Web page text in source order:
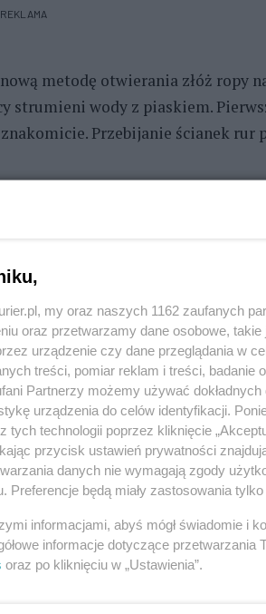
REKLAMA
metodę otwierania złóż ropy
strumieni wody z piaskiem.
Przebijanie ścianek rur
rany w mieście Lumia w
walk greckiego ruchu oporu.
nich szereg osobistości
dotychczasowych doniesień
tymi słowami musiał premier
również bezpośrednią linią
USA w Colorado Springs. Premier
gdy w najlepsze
my oraz naszych 1162 zaufanych
oraz przetwarzamy dane osobowe,
urządzenie czy dane przeglądania w
treści, pomiar reklam i treści, badanie
Partnerzy możemy używać
urządzenia do celów identyfikacji.
tych technologii poprzez kliknięcie
przycisk ustawień prywatności
danych nie wymagają zgody
Preferencje będą miały zastosowania
informacjami, abyś mógł świadomie i
informacje dotyczące przetwarzania
oraz po kliknięciu w „Ustawienia”.